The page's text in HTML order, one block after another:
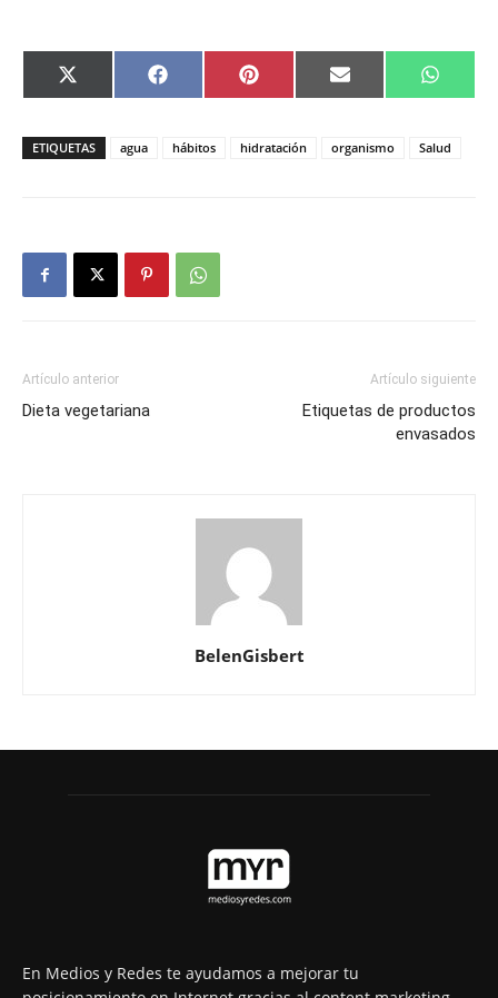
Compartir
en
X
(Twitter)
Compartir
en
Facebook Compartir
en
Pinterest Compartir
en
Email
en
ETIQUETAS agua hábitos hidratación organismo Salud
Artículo anterior
Dieta vegetariana
Artículo siguiente
Etiquetas de productos
envasados
BelenGisbert
En Medios y Redes te ayudamos a mejorar tu